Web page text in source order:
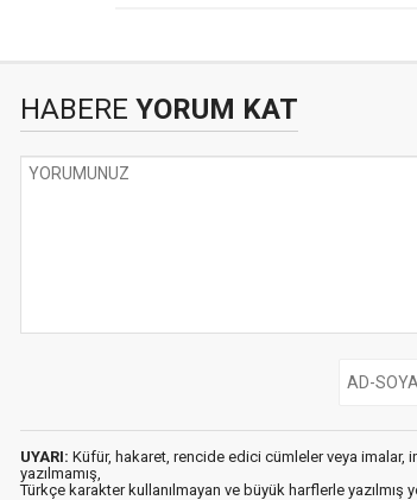
HABERE YORUM KAT
UYARI: Küfür, hakaret, rencide edici cümleler veya imalar,
yazılmamış,
Türkçe karakter kullanılmayan ve büyük harflerle yazılmış